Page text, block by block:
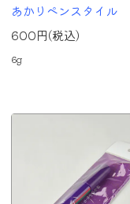
あかりペンスタイル
600円(税込)
6g